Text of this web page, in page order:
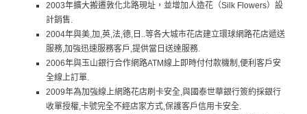
2003年擴大搬遷敦化北路現址，並增加人造花（Silk Flowers）設
計銷售.
2004年與美,加,英,法,德,日..等各大城市花店建立環球網路花店遞送
服務,加強迅速服務客戶,提供當日送達服務.
2006年與玉山銀行合作網路ATM線上即時付付款機制,便利客戶安
全線上訂單.
2009年為加強線上網路花店刷卡安全,與國泰世華銀行簽約採銀行
收單授權,卡號完全不經店家方式,保護客戶信用卡安全.